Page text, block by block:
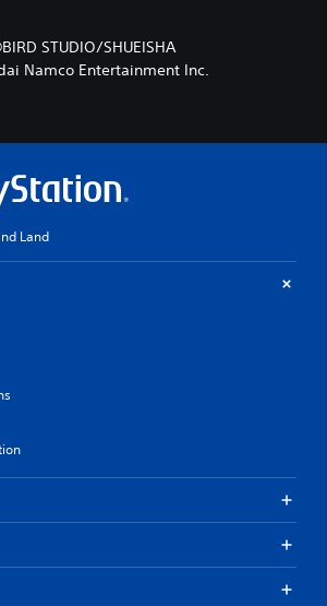
STUDIO/SHUEISHA
Namco Entertainment Inc.
Land